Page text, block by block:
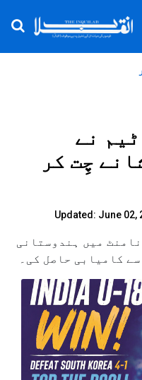
نے
چِت کر
Updated: June 02,
ٹورنامنٹ میں ہندوستانی